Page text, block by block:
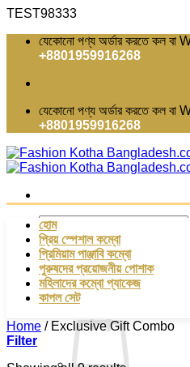
TEST98333Skip
content
যেকোনো পণ্য অর্ডার করতে কল
+8801959916268
যেকোনো পণ্য অর্ডার করতে কল
+8801959916268
Search
for:
Login
Cart /0.00
হোম
প্রিয় স্পেশাল কম্বো
প্রিমিয়াম পাঞ্জাবি কম্বো
পুরুষদের প্রয়োজনীয় পোশাক
মহিলাদের কম্বো প্যাকেজ
কাপল সেট
Home /Exclusive Gift Combo
Filter